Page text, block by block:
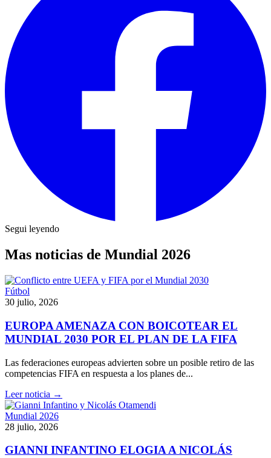
Segui leyendo
Mas noticias de Mundial 2026
Fútbol
30 julio, 2026
EUROPA AMENAZA CON BOICOTEAR EL
MUNDIAL 2030 POR EL PLAN DE LA FIFA
Las federaciones europeas advierten sobre un posible retiro de las
competencias FIFA en respuesta a los planes de...
Leer noticia →
Mundial 2026
28 julio, 2026
GIANNI INFANTINO ELOGIA A NICOLÁS